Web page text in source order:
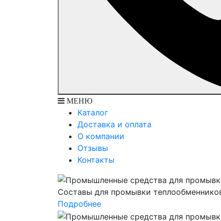
МЕНЮ
Каталог
Доставка и оплата
О компании
Отзывы
Контакты
Составы для промывки
Подробнее